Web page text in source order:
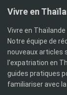
Vivre en
Vivre en
Notre équipe de
nouveaux articles
l'expatriation en
guides pratiques
familiariser avec